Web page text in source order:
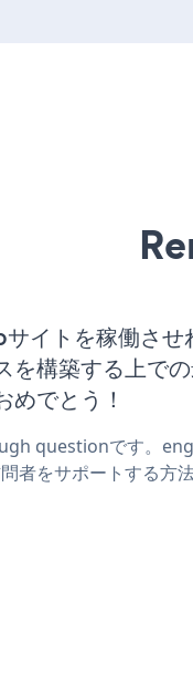
イトを稼働させ
を構築する上で
めでとう！
questionです。
者をサポートする方